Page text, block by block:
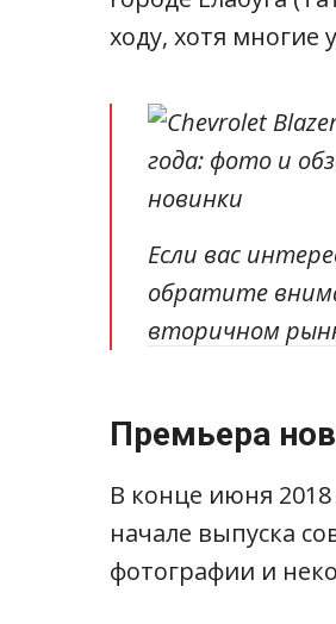
ходу, хотя
Если вас
обратите
вторичном
Премьера
В конце июня
начале выпуска
фотографии и